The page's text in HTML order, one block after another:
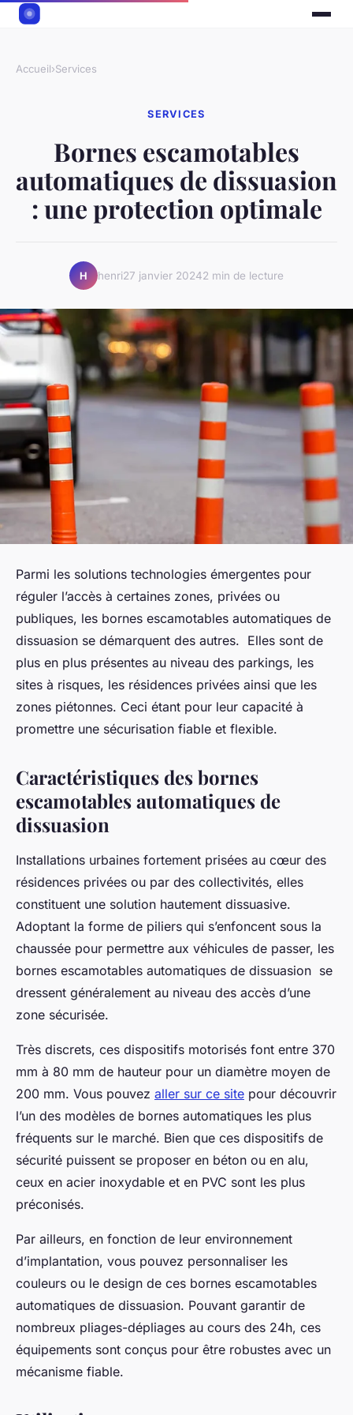
Accueil›Services
SERVICES
Bornes escamotables
automatiques de dissuasion
: une protection optimale
H henri27 janvier 20242 min de lecture
Parmi les solutions technologies émergentes pour
réguler l’accès à certaines zones, privées ou
publiques, les bornes escamotables automatiques de
dissuasion se démarquent des autres. Elles sont de
plus en plus présentes au niveau des parkings, les
sites à risques, les résidences privées ainsi que les
zones piétonnes. Ceci étant pour leur capacité à
promettre une sécurisation fiable et flexible.
Caractéristiques des bornes
escamotables automatiques de
dissuasion
Installations urbaines fortement prisées au cœur des
résidences privées ou par des collectivités, elles
constituent une solution hautement dissuasive.
Adoptant la forme de piliers qui s’enfoncent sous la
chaussée pour permettre aux véhicules de passer, les
bornes escamotables automatiques de dissuasion se
dressent généralement au niveau des accès d’une
zone sécurisée.
Très discrets, ces dispositifs motorisés font entre 370
mm à 80 mm de hauteur pour un diamètre moyen de
200 mm. Vous pouvez aller sur ce site pour découvrir
l’un des modèles de bornes automatiques les plus
fréquents sur le marché. Bien que ces dispositifs de
sécurité puissent se proposer en béton ou en alu,
ceux en acier inoxydable et en PVC sont les plus
préconisés.
Par ailleurs, en fonction de leur environnement
d’implantation, vous pouvez personnaliser les
couleurs ou le design de ces bornes escamotables
automatiques de dissuasion. Pouvant garantir de
nombreux pliages-dépliages au cours des 24h, ces
équipements sont conçus pour être robustes avec un
mécanisme fiable.